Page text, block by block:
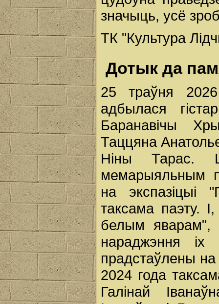
значыць, усё
ТК "Культура
Дотык да
25 траўня
адбылася
Баранавічы
Таццяна
Ніны Тарас.
мемарыяльным
на экспазіцыі
таксама паэту.
белым яварам",
нараджэння
прадстаўлены
2024 года
Галінай